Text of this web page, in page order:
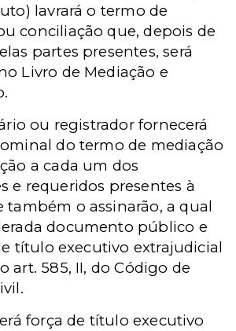
lavrará o termo de
conciliação que, depois de
partes presentes, será
Livro de Mediação e
ou registrador fornecerá
do termo de mediação
a cada um dos
e requeridos presentes à
também o assinarão, a qual
documento público e
título executivo extrajudicial
art. 585, II, do Código de
força de título executivo